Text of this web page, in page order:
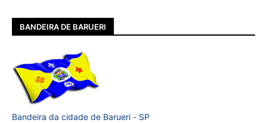
BANDEIRA DE BARUERI
Bandeira da cidade de Barueri - SP